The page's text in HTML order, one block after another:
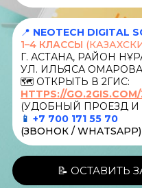
📍 NEOTECH DIGITAL
1–4 КЛАССЫ
Г. АСТАНА, РАЙОН
УЛ. ИЛЬЯСА ОМАРОВА,
🗺️ ОТКРЫТЬ В 2ГИС:
HTTPS://
(УДОБНЫЙ ПРОЕЗД
📱 +7 700 171 55 70
(ЗВОНОК / WHATSAPP)
📝 ОСТАВИТЬ